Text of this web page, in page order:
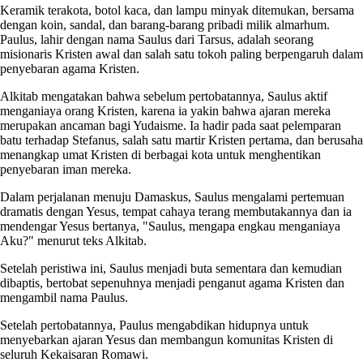
Keramik terakota, botol kaca, dan lampu minyak ditemukan, bersama
dengan koin, sandal, dan barang-barang pribadi milik almarhum.
Paulus, lahir dengan nama Saulus dari Tarsus, adalah seorang
misionaris Kristen awal dan salah satu tokoh paling berpengaruh dalam
penyebaran agama Kristen.
Alkitab mengatakan bahwa sebelum pertobatannya, Saulus aktif
menganiaya orang Kristen, karena ia yakin bahwa ajaran mereka
merupakan ancaman bagi Yudaisme. Ia hadir pada saat pelemparan
batu terhadap Stefanus, salah satu martir Kristen pertama, dan berusaha
menangkap umat Kristen di berbagai kota untuk menghentikan
penyebaran iman mereka.
Dalam perjalanan menuju Damaskus, Saulus mengalami pertemuan
dramatis dengan Yesus, tempat cahaya terang membutakannya dan ia
mendengar Yesus bertanya, "Saulus, mengapa engkau menganiaya
Aku?" menurut teks Alkitab.
Setelah peristiwa ini, Saulus menjadi buta sementara dan kemudian
dibaptis, bertobat sepenuhnya menjadi penganut agama Kristen dan
mengambil nama Paulus.
Setelah pertobatannya, Paulus mengabdikan hidupnya untuk
menyebarkan ajaran Yesus dan membangun komunitas Kristen di
seluruh Kekaisaran Romawi.